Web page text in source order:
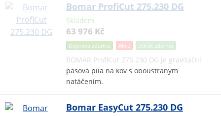
Bomar ProfiCut 275.230 DG
Skladem
63 976 Kč
Doprava zdarma Akce Dárek zdarma
BOMAR ProfiCut 275.230 DG je gravitační
pásová pila na kov s oboustraným
natáčením.
Bomar EasyCut 275.230 DG